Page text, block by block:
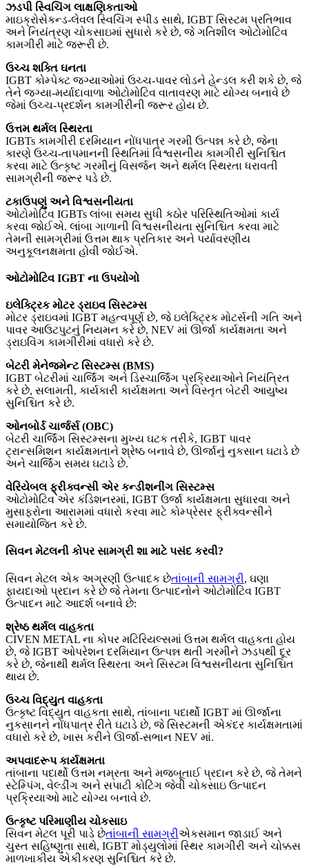
ઝડપી સ્વિચિંગ લાક્ષણિકતાઓ
માઇક્રોસેકન્ડ-લેવલ સ્વિચિંગ સ્પીડ સાથે, IGBT સિસ્ટમ પ્રતિભાવ
અને નિયંત્રણ ચોકસાઇમાં સુધારો કરે છે, જે ગતિશીલ ઓટોમોટિવ
કામગીરી માટે જરૂરી છે.
ઉચ્ચ શક્તિ ઘનતા
IGBT કોમ્પેક્ટ જગ્યાઓમાં ઉચ્ચ-પાવર લોડને હેન્ડલ કરી શકે છે, જે
તેને જગ્યા-મર્યાદાવાળા ઓટોમોટિવ વાતાવરણ માટે યોગ્ય બનાવે છે
જેમાં ઉચ્ચ-પ્રદર્શન કામગીરીની જરૂર હોય છે.
ઉત્તમ થર્મલ સ્થિરતા
IGBTs કામગીરી દરમિયાન નોંધપાત્ર ગરમી ઉત્પન્ન કરે છે, જેના
કારણે ઉચ્ચ-તાપમાનની સ્થિતિમાં વિશ્વસનીય કામગીરી સુનિશ્ચિત
કરવા માટે ઉત્કૃષ્ટ ગરમીનું વિસર્જન અને થર્મલ સ્થિરતા ધરાવતી
સામગ્રીની જરૂર પડે છે.
ટકાઉપણું અને વિશ્વસનીયતા
ઓટોમોટિવ IGBTs લાંબા સમય સુધી કઠોર પરિસ્થિતિઓમાં કાર્ય
કરવા જોઈએ. લાંબા ગાળાની વિશ્વસનીયતા સુનિશ્ચિત કરવા માટે
તેમની સામગ્રીમાં ઉત્તમ થાક પ્રતિકાર અને પર્યાવરણીય
અનુકૂલનક્ષમતા હોવી જોઈએ.
ઓટોમોટિવ IGBT ના ઉપયોગો
ઇલેક્ટ્રિક મોટર ડ્રાઇવ સિસ્ટમ્સ
મોટર ડ્રાઇવમાં IGBT મહત્વપૂર્ણ છે, જે ઇલેક્ટ્રિક મોટર્સની ગતિ અને
પાવર આઉટપુટનું નિયમન કરે છે, NEV માં ઊર્જા કાર્યક્ષમતા અને
ડ્રાઇવિંગ કામગીરીમાં વધારો કરે છે.
બેટરી મેનેજમેન્ટ સિસ્ટમ્સ (BMS)
IGBT બેટરીમાં ચાર્જિંગ અને ડિસ્ચાર્જિંગ પ્રક્રિયાઓને નિયંત્રિત
કરે છે, સલામતી, કાર્યકારી કાર્યક્ષમતા અને વિસ્તૃત બેટરી આયુષ્ય
સુનિશ્ચિત કરે છે.
ઓનબોર્ડ ચાર્જર્સ (OBC)
બેટરી ચાર્જિંગ સિસ્ટમ્સના મુખ્ય ઘટક તરીકે, IGBT પાવર
ટ્રાન્સમિશન કાર્યક્ષમતાને શ્રેષ્ઠ બનાવે છે, ઊર્જાનું નુકસાન ઘટાડે છે
અને ચાર્જિંગ સમય ઘટાડે છે.
વેરિયેબલ ફ્રીક્વન્સી એર કન્ડીશનીંગ સિસ્ટમ્સ
ઓટોમોટિવ એર કંડિશનરમાં, IGBT ઉર્જા કાર્યક્ષમતા સુધારવા અને
મુસાફરોના આરામમાં વધારો કરવા માટે કોમ્પ્રેસર ફ્રીક્વન્સીને
સમાયોજિત કરે છે.
સિવન મેટલની કોપર સામગ્રી શા માટે પસંદ કરવી?
સિવન મેટલ એક અગ્રણી ઉત્પાદક છેતાંબાની સામગ્રી, ઘણા
ફાયદાઓ પ્રદાન કરે છે જે તેમના ઉત્પાદનોને ઓટોમોટિવ IGBT
ઉત્પાદન માટે આદર્શ બનાવે છે:
શ્રેષ્ઠ થર્મલ વાહકતા
CIVEN METAL ના કોપર મટિરિયલ્સમાં ઉત્તમ થર્મલ વાહકતા હોય
છે, જે IGBT ઓપરેશન દરમિયાન ઉત્પન્ન થતી ગરમીને ઝડપથી દૂર
કરે છે, જેનાથી થર્મલ સ્થિરતા અને સિસ્ટમ વિશ્વસનીયતા સુનિશ્ચિત
થાય છે.
ઉચ્ચ વિદ્યુત વાહકતા
ઉત્કૃષ્ટ વિદ્યુત વાહકતા સાથે, તાંબાના પદાર્થો IGBT માં ઊર્જાના
નુકસાનને નોંધપાત્ર રીતે ઘટાડે છે, જે સિસ્ટમની એકંદર કાર્યક્ષમતામાં
વધારો કરે છે, ખાસ કરીને ઊર્જા-સભાન NEV માં.
અપવાદરૂપ કાર્યક્ષમતા
તાંબાના પદાર્થો ઉત્તમ નમ્રતા અને મજબૂતાઈ પ્રદાન કરે છે, જે તેમને
સ્ટેમ્પિંગ, વેલ્ડીંગ અને સપાટી કોટિંગ જેવી ચોકસાઇ ઉત્પાદન
પ્રક્રિયાઓ માટે યોગ્ય બનાવે છે.
ઉત્કૃષ્ટ પરિમાણીય ચોકસાઇ
સિવન મેટલ પૂરી પાડે છેતાંબાની સામગ્રીએકસમાન જાડાઈ અને
ચુસ્ત સહિષ્ણુતા સાથે, IGBT મોડ્યુલોમાં સ્થિર કામગીરી અને ચોક્કસ
માળખાકીય એકીકરણ સુનિશ્ચિત કરે છે.